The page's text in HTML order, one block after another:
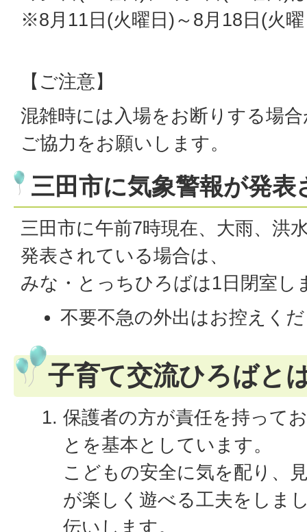
※8月11日(火曜日)～8月18日(火
【ご注意】
混雑時には入場をお断りする場
ご協力をお願いします。
三田市に気象警報が発表
三田市に午前7時現在、大雨、洪
発表されている場合は、
みな・とっちひろばは1日閉室し
不要不急の外出はお控えく
子育て交流ひろばと
保護者の方が責任を持って
とを基本としています。
こどもの安全に気を配り、
が楽しく遊べる工夫をしま
伝いします。